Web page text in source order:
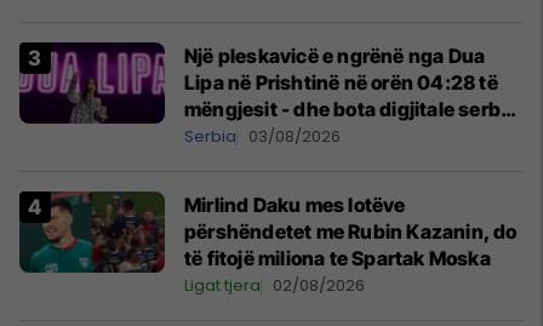
Një pleskavicë e ngrënë nga Dua
Lipa në Prishtinë në orën 04:28 të
mëngjesit - dhe bota digjitale serbe
shpall gjendjen e luftës
Serbia 03/08/2026
Mirlind Daku mes lotëve
përshëndetet me Rubin Kazanin, do
të fitojë miliona te Spartak Moska
Ligat tjera 02/08/2026